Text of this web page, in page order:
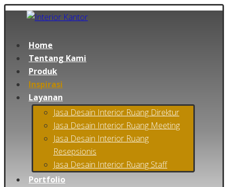
Home
Tentang Kami
Produk
Inspirasi
Layanan
Jasa Desain Interior Ruang Direktur
Jasa Desain Interior Ruang Meeting
Jasa Desain Interior Ruang
Resepsionis
Jasa Desain Interior Ruang Staff
Portfolio